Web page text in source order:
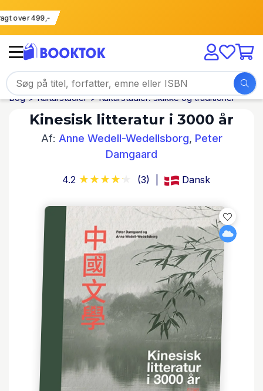
fragt over 499,-
Bog Kulturstudier Kulturstudier: skikke og traditioner
Kinesisk litteratur i 3000 år
Af: Anne Wedell-Wedellsborg, Peter
Damgaard
4.2 (3) Dansk